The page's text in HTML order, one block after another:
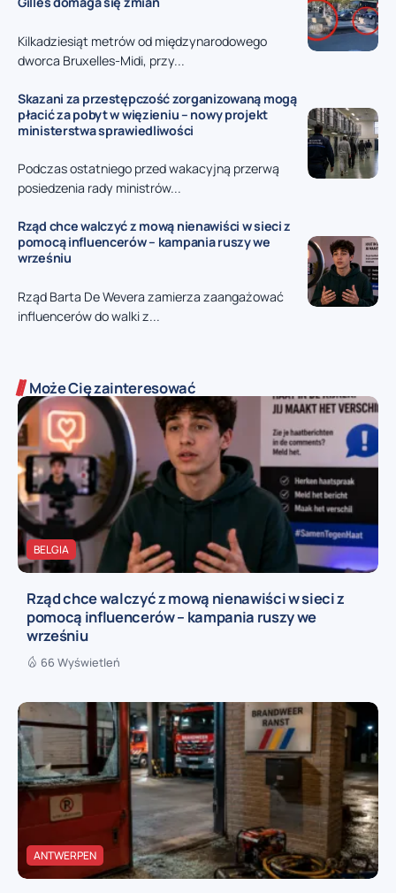
Kilkadziesiąt metrów od międzynarodowego
dworca Bruxelles-Midi, przy...
Skazani za przestępczość zorganizowaną mogą
płacić za pobyt w więzieniu – nowy projekt
ministerstwa sprawiedliwości
Podczas ostatniego przed wakacyjną przerwą
posiedzenia rady ministrów...
Rząd chce walczyć z mową nienawiści w sieci z
pomocą influencerów – kampania ruszy we
wrześniu
Rząd Barta De Wevera zamierza zaangażować
influencerów do walki z...
Może Cię zainteresować
BELGIA
Rząd chce walczyć z mową nienawiści w sieci z
pomocą influencerów – kampania ruszy we
wrześniu
66 Wyświetleń
ANTWERPEN